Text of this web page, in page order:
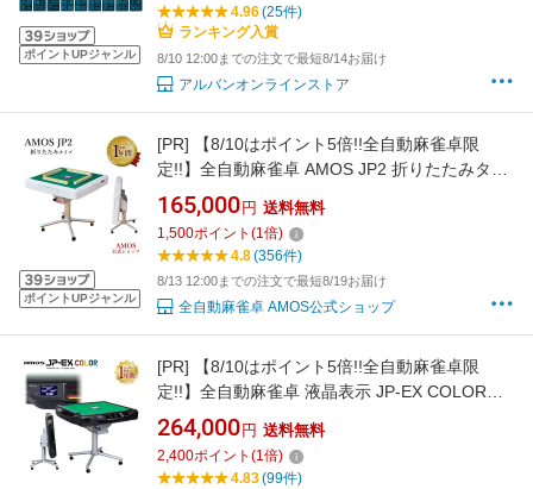
ポイントUPジャンル
4.96(25件)
ランキング入賞
8/10 12:00までの注文で最短8/14お届け
アルバンオンラインストア
ポイントUPジャンル
[PR]
【8/10はポイント5倍!!全自動麻雀卓限
定!!】全自動麻雀卓 AMOS JP2 折りたたみタイ
プ 日本メーカー アフターサポート有（アモス
ジェイピー・ツー）
165,000 円 送料無料
1,500ポイント (1倍)
4.8(356件)
8/13 12:00までの注文で最短8/19お届け
全自動麻雀卓 AMOS公式ショップ
[PR]
【8/10はポイント5倍!!全自動麻雀卓限
定!!】全自動麻雀卓 液晶表示 JP-EX COLOR折
りたたみタイプ 28mm ブラックラメ
264,000 円 送料無料
2,400ポイント (1倍)
4.83(99件)